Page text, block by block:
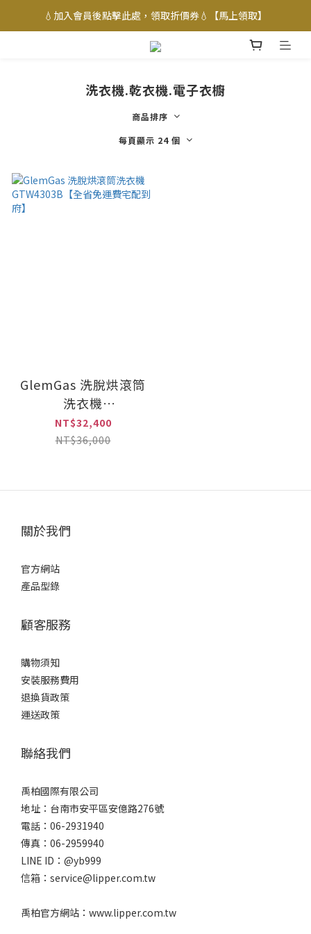
💧加入會員後點擊此處，領取折價券💧【馬上領取】
洗衣機.乾衣機.電子衣櫥
商品排序
每頁顯示 24 個
GlemGas 洗脫烘滾筒
洗衣機
GTW4303B【全省免
運費宅配到府】
NT$32,400
NT$36,000
關於我們
官方網站
產品型錄
顧客服務
購物須知
安裝服務費用
退換貨政策
運送政策
聯絡我們
禹柏國際有限公司
地址：台南市安平區安億路276號
電話：06-2931940
傳真：06-2959940
LINE ID：@yb999
信箱：service@lipper.com.tw
禹柏官方網站：www.lipper.com.tw